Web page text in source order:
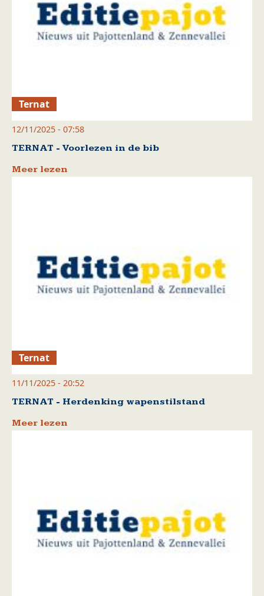
Ternat
12/11/2025 - 07:58
TERNAT - Voorlezen in de bib
Meer lezen
Ternat
11/11/2025 - 20:52
TERNAT - Herdenking wapenstilstand
Meer lezen